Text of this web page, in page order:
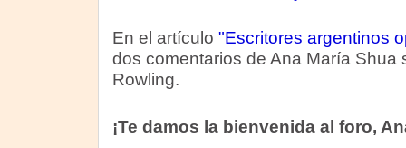
En el artículo "Escritores argentinos
dos comentarios de Ana María Shua
Rowling.
¡Te damos la bienvenida al foro,